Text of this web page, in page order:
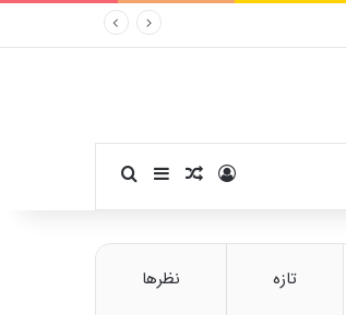
ورودنوشته تصادفی
سایدبارجستجو برای
تازه نظرها